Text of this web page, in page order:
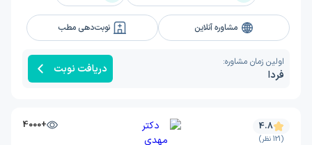
مشاوره آنلاین نوبت‌دهی مطب
اولین زمان مشاوره:
فردا دریافت نوبت
+4000 4.8
(121 نظر)